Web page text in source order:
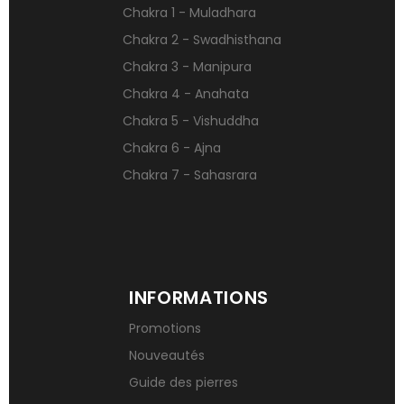
Pierres naturelles contre le stress
Qu’est-ce qu’une gemme ?
Signification des pierres de naissance
Chakra 1 - Muladhara
Chakra 2 - Swadhisthana
Chakra 3 - Manipura
Chakra 4 - Anahata
Chakra 5 - Vishuddha
Chakra 6 - Ajna
Chakra 7 - Sahasrara
INFORMATIONS
Promotions
Nouveautés
Guide des pierres